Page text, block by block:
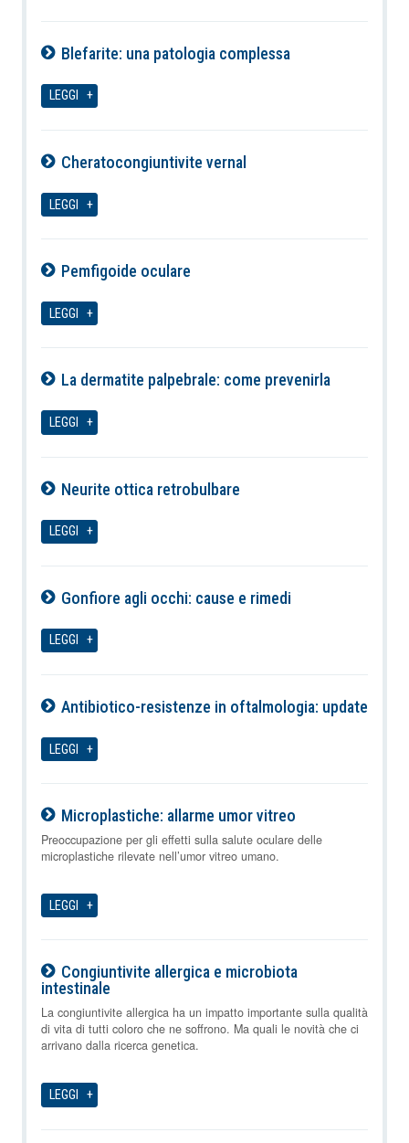
Blefarite: una patologia complessa
LEGGI
Cheratocongiuntivite vernal
LEGGI
Pemfigoide oculare
LEGGI
La dermatite palpebrale: come prevenirla
LEGGI
Neurite ottica retrobulbare
LEGGI
Gonfiore agli occhi: cause e rimedi
LEGGI
Antibiotico-resistenze in oftalmologia: update
LEGGI
Microplastiche: allarme umor vitreo
07-08-2026
Preoccupazione per gli effetti sulla salute oculare delle
microplastiche rilevate nell’umor vitreo umano.
LEGGI
Congiuntivite allergica e microbiota
intestinale
07-08-2026
La congiuntivite allergica ha un impatto importante sulla qualità
di vita di tutti coloro che ne soffrono. Ma quali le novità che ci
arrivano dalla ricerca genetica.
LEGGI